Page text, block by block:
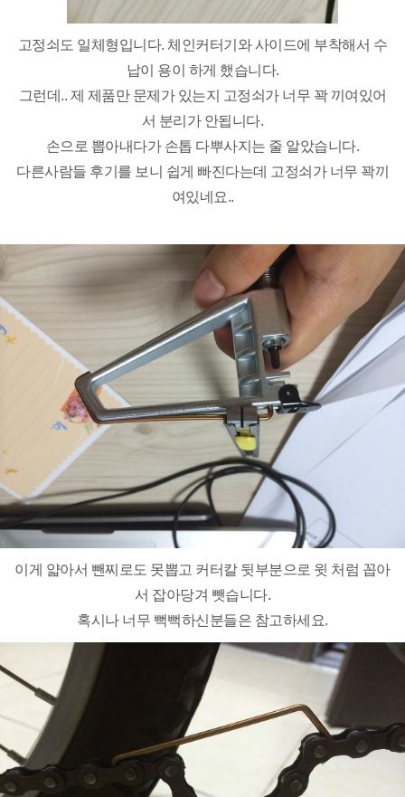
고정쇠도 일체형입니다. 체인커터기와 사이드에 부착해서 수
납이 용이 하게 했습니다.
그런데.. 제 제품만 문제가 있는지 고정쇠가 너무 꽉 끼여있어
서 분리가 안됩니다.
손으로 뽑아내다가 손톱 다뿌사지는 줄 알았습니다.
다른사람들 후기를 보니 쉽게 빠진다는데 고정쇠가 너무 꽉끼
여있네요..
이게 얇아서 뺀찌로도 못뽑고 커터칼 뒷부분으로 윗 처럼 꼽아
서 잡아당겨 뺏습니다.
혹시나 너무 뻑뻑하신분들은 참고하세요.